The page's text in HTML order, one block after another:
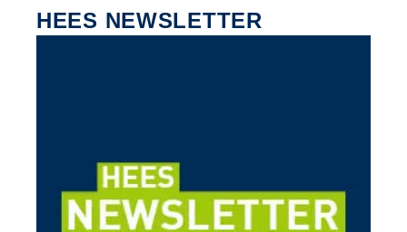
HEES NEWSLETTER